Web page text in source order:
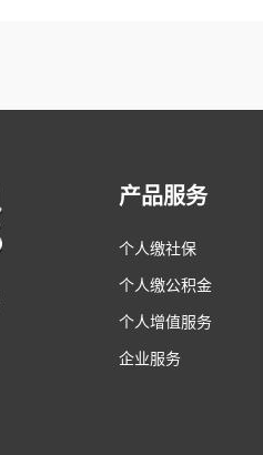
产品服务
个人缴社保
个人缴公积金
个人增值服务
企业服务